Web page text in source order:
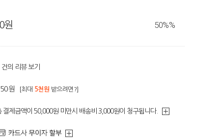
원 50%%
건의 리뷰 보기
원 [최대 5천원 받으려면?]
결제금액이 50,000원 미만시 배송비 3,000원이 청구됩니다.